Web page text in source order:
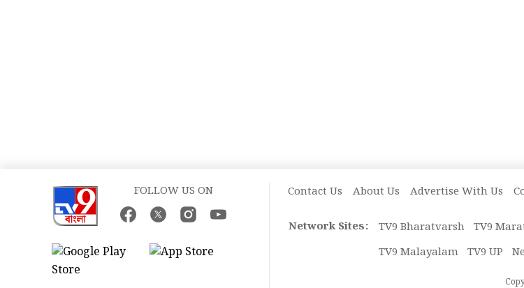
FOLLOW US ON Contact Us About Us Advertise With Us
Network Sites: TV9 Bharatvarsh TV9
TV9 Malayalam TV9 UP